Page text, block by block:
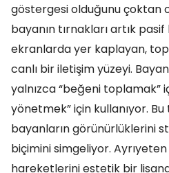
göstergesi olduğunu çoktan
bayanın tırnakları artık
ekranlarda yer kaplayan,
canlı bir iletişim yüzeyi.
yalnızca “beğeni toplamak”
yönetmek” için kullanıyor.
bayanların görünürlüklerini
biçimini simgeliyor.
hareketlerini estetik bir